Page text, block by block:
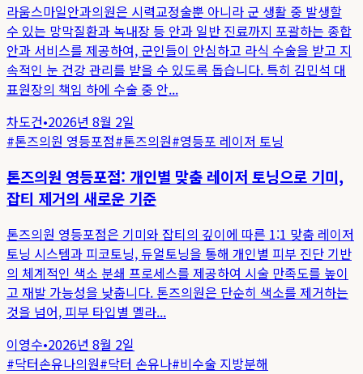
라움스마일안과의원은 시력교정술뿐 아니라 군 생활 중 발생할
수 있는 망막질환과 녹내장 등 안과 일반 진료까지 포괄하는 종합
안과 서비스를 제공하여, 군인들이 안심하고 라식 수술을 받고 지
속적인 눈 건강 관리를 받을 수 있도록 돕습니다. 특히 김민석 대
표원장의 책임 하에 수술 중 안...
차도건•2026년 8월 2일
#톤즈의원 영등포점#톤즈의원#영등포 레이저 토닝
톤즈의원 영등포점: 개인별 맞춤 레이저 토닝으로 기미,
잡티 제거의 새로운 기준
톤즈의원 영등포점은 기미와 잡티의 깊이에 따른 1:1 맞춤 레이저
토닝 시스템과 피코토닝, 듀얼토닝을 통해 개인별 피부 진단 기반
의 체계적인 색소 분쇄 프로세스를 제공하여 시술 만족도를 높이
고 재발 가능성을 낮춥니다. 톤즈의원은 단순히 색소를 제거하는
것을 넘어, 피부 타입별 멜라...
이영수•2026년 8월 2일
#닥터손유나의원#닥터 손유나#비수술 지방분해